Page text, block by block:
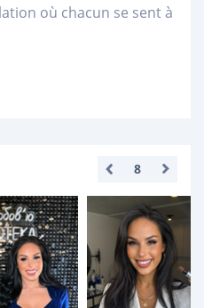
où chacun se sent à
8